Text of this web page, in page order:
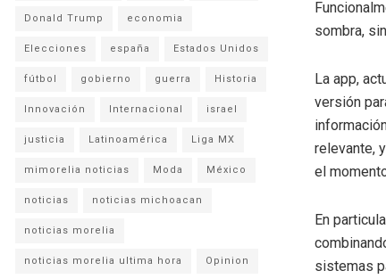
sombra,
La app,
versión
relevante,
el
En
sistemas
Donald Trump economia
Elecciones españa Estados Unidos
fútbol gobierno guerra Historia
Innovación Internacional israel
justicia Latinoamérica Liga MX
mimorelia noticias Moda México
noticias noticias michoacan
noticias morelia
noticias morelia ultima hora Opinion